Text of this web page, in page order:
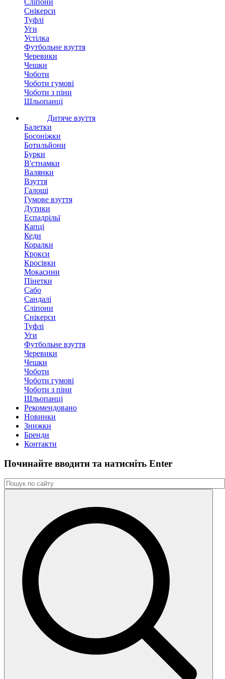
Сліпони
Снікерси
Туфлі
Уги
Устілка
Футбольне взуття
Черевики
Чешки
Чоботи
Чоботи гумові
Чоботи з піни
Шльопанці
Дитяче взуття
Балетки
Босоніжки
Ботильйони
Бурки
В'єтнамки
Валянки
Взуття
Галоші
Гумове взуття
Дутики
Еспадрільї
Капці
Кеди
Коралки
Крокси
Кросівки
Мокасини
Пінетки
Сабо
Сандалі
Сліпони
Снікерси
Туфлі
Уги
Футбольне взуття
Черевики
Чешки
Чоботи
Чоботи гумові
Чоботи з піни
Шльопанці
Рекомендовано
Новинки
Знижки
Бренди
Контакти
Починайте вводити та натиснiть Enter